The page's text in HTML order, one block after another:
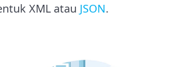
XML atau JSON.